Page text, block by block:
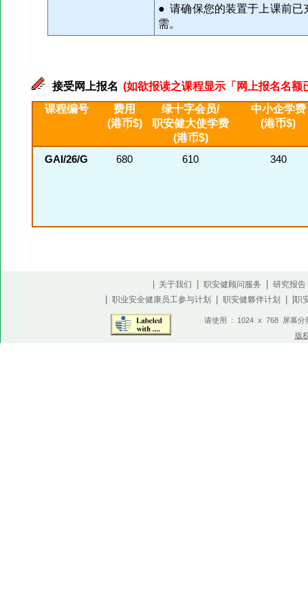
● 请确保您的装置于上课前已
需。
接受网上报名 (如欲报读之课程显示「网上报名名
课程编号
费用
(港币$)
绿十字会员/
职安健大使学费
(港币$)
中小企学费
(港币$)
GAI/26/G 680 610 340
| 关于我们 职安健顾问服务 研究报告
职业安全健康员工参与计划 职安健夥伴计划 职
请使用 : 1024 x 768 屏幕分
版